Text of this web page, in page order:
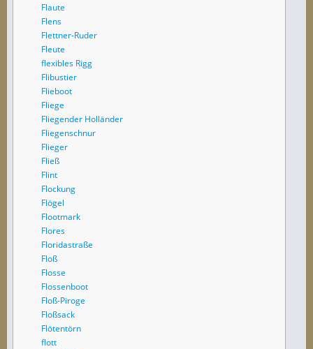
Flaute
Flens
Flettner-Ruder
Fleute
flexibles Rigg
Flibustier
Flieboot
Fliege
Fliegender Holländer
Fliegenschnur
Flieger
Fließ
Flint
Flockung
Flögel
Flootmark
Flores
Floridastraße
Floß
Flosse
Flossenboot
Floß-Piroge
Floßsack
Flötentörn
flott